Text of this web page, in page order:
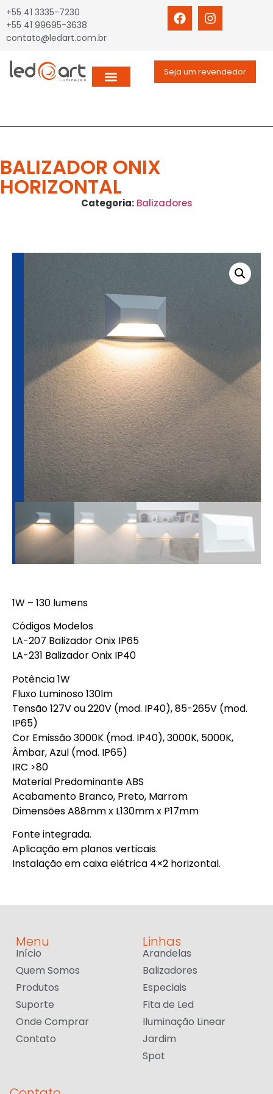
+55 41 3335-7230
+55 41 99695-3638
contato@ledart.com.br
Seja um revendedor
BALIZADOR ONIX
HORIZONTAL
Categoria: Balizadores
1W – 130 lumens
Códigos Modelos
LA-207 Balizador Onix IP65
LA-231 Balizador Onix IP40
Potência 1W
Fluxo Luminoso 130lm
Tensão 127V ou 220V (mod. IP40), 85-265V (mod.
IP65)
Cor Emissão 3000K (mod. IP40), 3000K, 5000K,
Âmbar, Azul (mod. IP65)
IRC >80
Material Predominante ABS
Acabamento Branco, Preto, Marrom
Dimensões A88mm x L130mm x P17mm
Fonte integrada.
Aplicação em planos verticais.
Instalação em caixa elétrica 4×2 horizontal.
Menu
Início
Quem Somos
Produtos
Suporte
Onde Comprar
Contato
Linhas
Arandelas
Balizadores
Especiais
Fita de Led
Iluminação Linear
Jardim
Spot